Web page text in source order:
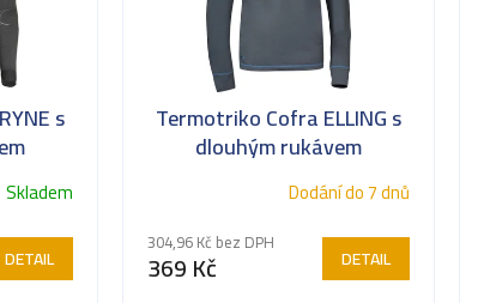
s
Skladem
DETAIL
Termotriko Cofra ELLING s
dlouhým rukávem
Dodání do 7 dnů
304,96 Kč bez DPH
369 Kč DETAIL